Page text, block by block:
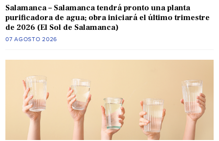
Salamanca – Salamanca tendrá pronto una planta
purificadora de agua; obra iniciará el último trimestre
de 2026 (El Sol de Salamanca)
07 AGOSTO 2026